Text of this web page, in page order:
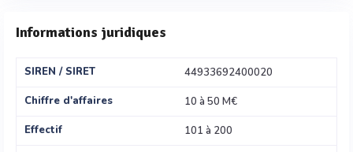
Informations juridiques
SIREN / SIRET
44933692400020
Chiffre d'affaires
10 à 50 M€
Effectif
101 à 200